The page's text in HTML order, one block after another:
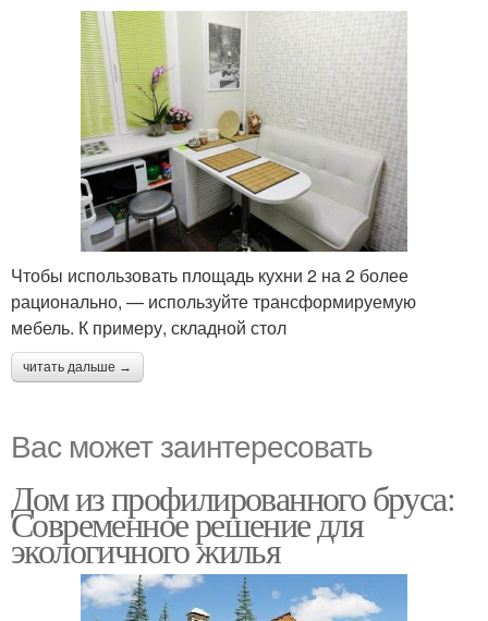
Чтобы использовать площадь кухни 2 на 2 более
рационально, — используйте трансформируемую
мебель. К примеру, складной стол
читать дальше →
Вас может заинтересовать
Дом из профилированного бруса:
Современное решение для
экологичного жилья